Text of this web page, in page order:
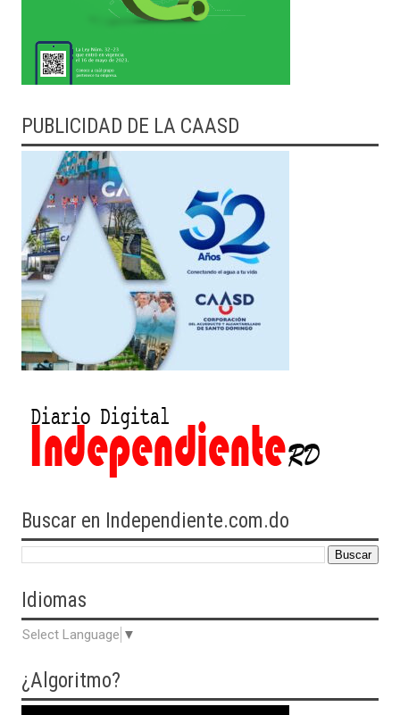
PUBLICIDAD DE LA CAASD
Buscar en Independiente.com.do
Idiomas
Select Language ▼
¿Algoritmo?